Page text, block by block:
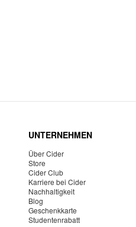
UNTERNEHMEN
Über Cider
Store
Cider Club
Karriere bei Cider
Nachhaltigkeit
Blog
Geschenkkarte
Studentenrabatt